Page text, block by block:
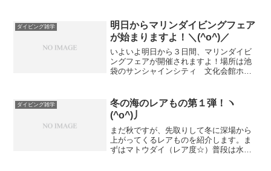
ダイビング雑学
明日からマリンダイビングフェア
が始まりますよ！＼(^o^)／
いよいよ明日から３日間、マリンダイビ
ングフェアが開催されますよ！場所は池
袋のサンシャインシティ 文化会館ホー
さいね！★２０１７/４/１ より価格改定
となりました。ご迷惑...
ダイビング雑学
冬の海のレアもの第１弾！ヽ
(^o^)丿
まだ秋ですが、先取りして冬に深場から
上がってくるレアものを紹介します。ま
ずはマトウダイ（レア度☆）普段は水深